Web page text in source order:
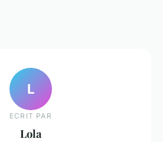
L
ECRIT PAR
Lola